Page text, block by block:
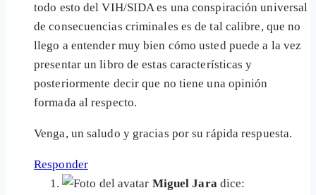
todo esto del VIH/SIDA es una conspiración universal
de consecuencias criminales es de tal calibre, que no
llego a entender muy bien cómo usted puede a la vez
presentar un libro de estas características y
posteriormente decir que no tiene una opinión
formada al respecto.
Venga, un saludo y gracias por su rápida respuesta.
Responder
Miguel Jara dice: